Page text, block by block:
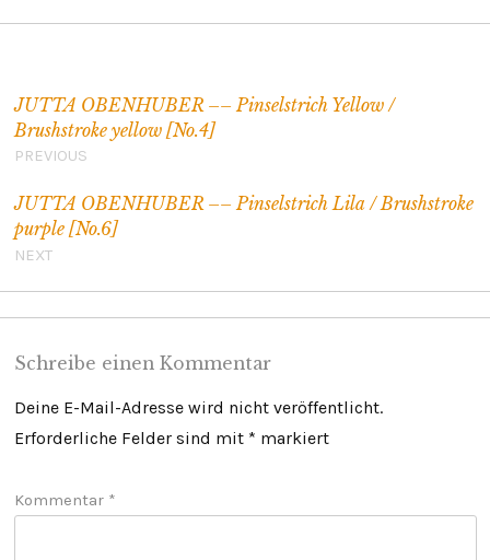
JUTTA OBENHUBER –– Pinselstrich Yellow /
Brushstroke yellow [No.4]
PREVIOUS
JUTTA OBENHUBER –– Pinselstrich Lila / Brushstroke
purple [No.6]
NEXT
Schreibe einen Kommentar
Deine E-Mail-Adresse wird nicht veröffentlicht.
Erforderliche Felder sind mit * markiert
Kommentar *